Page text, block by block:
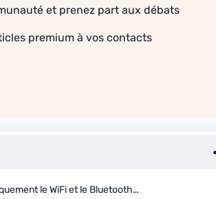
et prenez part aux débats
premium à vos contacts
le WiFi et le Bluetooth…